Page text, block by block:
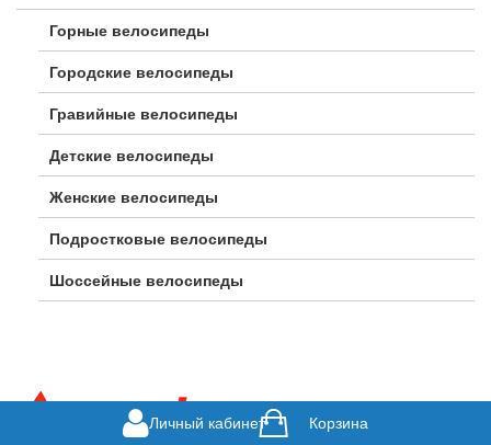
Горные велосипеды
Городские велосипеды
Гравийные велосипеды
Детские велосипеды
Женские велосипеды
Подростковые велосипеды
Шоссейные велосипеды
Личный кабинет Корзина